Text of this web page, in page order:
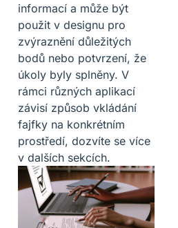
informací a může být
použit v designu pro
zvýraznění důležitých
bodů nebo potvrzení, že
úkoly byly splněny. V
rámci různých aplikací
závisí způsob vkládání
fajfky na konkrétním
prostředí, dozvíte se více
v dalších sekcích.